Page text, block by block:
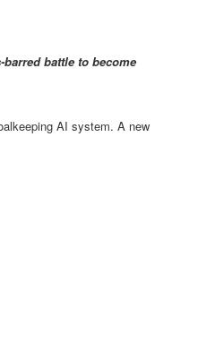
battle to become
AI system. A new